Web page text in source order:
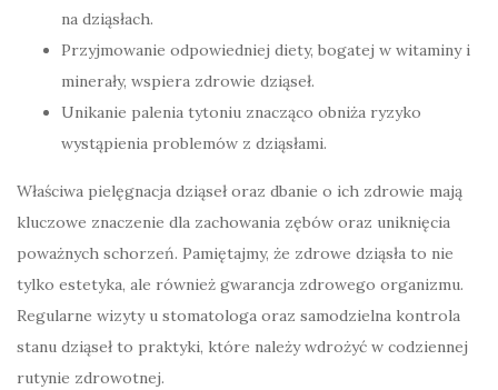
na dziąsłach.
Przyjmowanie odpowiedniej diety, bogatej w witaminy i
minerały, wspiera zdrowie dziąseł.
Unikanie palenia tytoniu znacząco obniża ryzyko
wystąpienia problemów z dziąsłami.
Właściwa pielęgnacja dziąseł oraz dbanie o ich zdrowie mają
kluczowe znaczenie dla zachowania zębów oraz uniknięcia
poważnych schorzeń. Pamiętajmy, że zdrowe dziąsła to nie
tylko estetyka, ale również gwarancja zdrowego organizmu.
Regularne wizyty u stomatologa oraz samodzielna kontrola
stanu dziąseł to praktyki, które należy wdrożyć w codziennej
rutynie zdrowotnej.